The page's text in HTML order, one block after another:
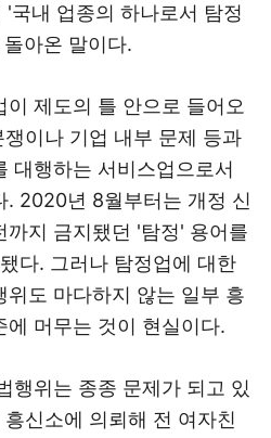
국내 업종의 하나로서 탐정
아온 말이다.
제도의 틀 안으로 들어오
이나 기업 내부 문제 등과
대행하는 서비스업으로서
. 2020년 8월부터는 개정 신
까지 금지됐던 '탐정' 용어를
다. 그러나 탐정업에 대한
위도 마다하지 않는 일부 흥
에 머무는 것이 현실이다.
행위는 종종 문제가 되고 있
신소에 의뢰해 전 여자친